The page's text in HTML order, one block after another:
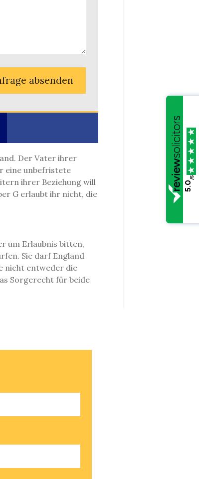
5.0
/5
absenden
Der Vater ihrer
eine unbefristete
ihrer Beziehung will
G erlaubt ihr nicht, die
um Erlaubnis bitten,
Sie darf England
nicht entweder die
Sorgerecht für beide